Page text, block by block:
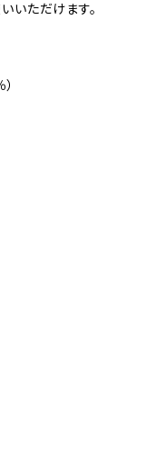
いただけます。